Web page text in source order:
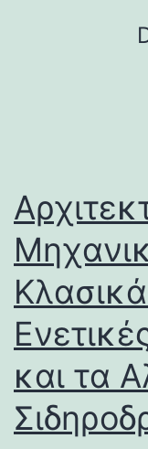
και τα